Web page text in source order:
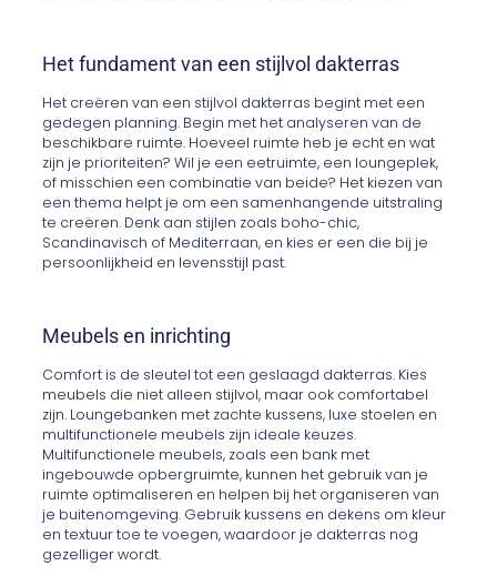
Het fundament van een stijlvol dakterras
Het creëren van een stijlvol dakterras begint met een
gedegen planning. Begin met het analyseren van de
beschikbare ruimte. Hoeveel ruimte heb je echt en wat
zijn je prioriteiten? Wil je een eetruimte, een loungeplek,
of misschien een combinatie van beide? Het kiezen van
een thema helpt je om een samenhangende uitstraling
te creëren. Denk aan stijlen zoals boho-chic,
Scandinavisch of Mediterraan, en kies er een die bij je
persoonlijkheid en levensstijl past.
Meubels en inrichting
Comfort is de sleutel tot een geslaagd dakterras. Kies
meubels die niet alleen stijlvol, maar ook comfortabel
zijn. Loungebanken met zachte kussens, luxe stoelen en
multifunctionele meubels zijn ideale keuzes.
Multifunctionele meubels, zoals een bank met
ingebouwde opbergruimte, kunnen het gebruik van je
ruimte optimaliseren en helpen bij het organiseren van
je buitenomgeving. Gebruik kussens en dekens om kleur
en textuur toe te voegen, waardoor je dakterras nog
gezelliger wordt.